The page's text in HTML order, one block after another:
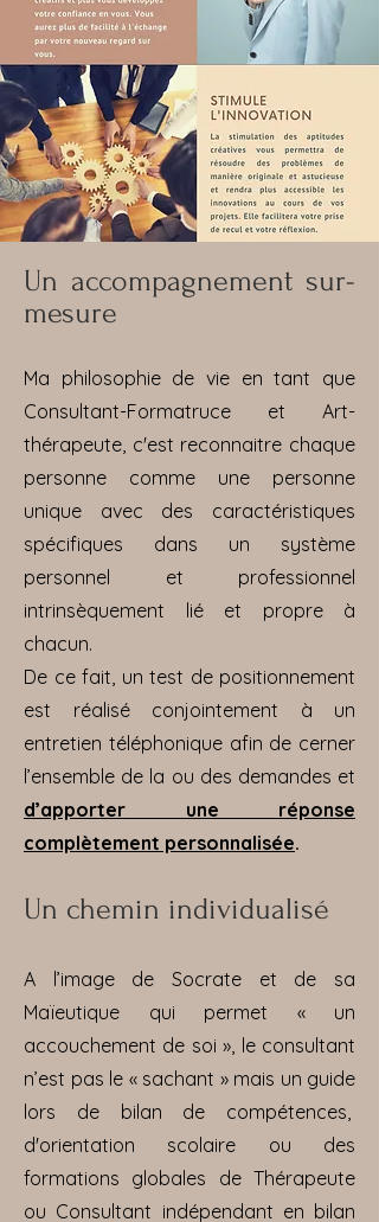
Un accompagnement sur-
mesure
Ma philosophie de vie en tant que
Consultant-Formatruce et Art-
thérapeute, c'est reconnaitre chaque
personne comme une personne
unique avec des caractéristiques
spécifiques dans un système
personnel et professionnel
intrinsèquement lié et propre à
chacun.
De ce fait, un test de positionnement
est réalisé conjointement à un
entretien téléphonique afin de cerner
l’ensemble de la ou des demandes et
d’apporter une réponse
complètement personnalisée.
Un chemin individualisé
A l’image de Socrate et de sa
Maïeutique qui permet « un
accouchement de soi », le consultant
n’est pas le « sachant » mais un guide
lors de bilan de compétences,
d'orientation scolaire ou des
formations globales de Thérapeute
ou Consultant indépendant en bilan